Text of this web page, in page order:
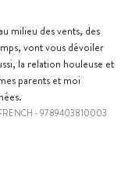
milieu des vents, des
vont vous dévoiler
la relation houleuse et
parents et moi
- 9789403810003